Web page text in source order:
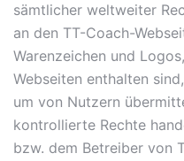
sämtlicher weltweiter
an den TT-Coach-
Warenzeichen und
Webseiten enthalten
um von Nutzern
kontrollierte Rechte
bzw. dem Betreiber von